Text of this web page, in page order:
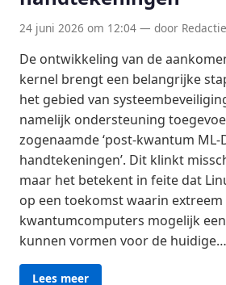
24 juni 2026 om 12:04 — door
De ontwikkeling van de
kernel brengt een belangrijke
het gebied van
namelijk ondersteuning
zogenaamde ‘post-kwantum ML-
handtekeningen’. Dit klinkt
maar het betekent in feite dat
op een toekomst waarin
kwantumcomputers mogelijk
kunnen vormen voor de huidige…
Lees meer